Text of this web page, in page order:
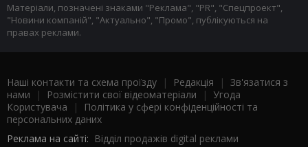
Матеріали, позначені знаками "Реклама", "PR", "Спецпроект",
"Новини компаній", "Актуально", "Промо", публікуються на
правах реклами.
Наші контакти та схема проїзду | Редакція | Зв'язатися з
нами | Розмістити свої відеоматеріали | Угода
Користувача |
Політика у сфері конфіденційності та
персональних даних
Реклама на сайті: Відділ продажів digital реклами